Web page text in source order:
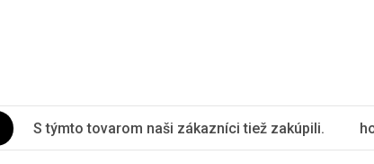
S týmto tovarom naši zákazníci tiež zakúpili.